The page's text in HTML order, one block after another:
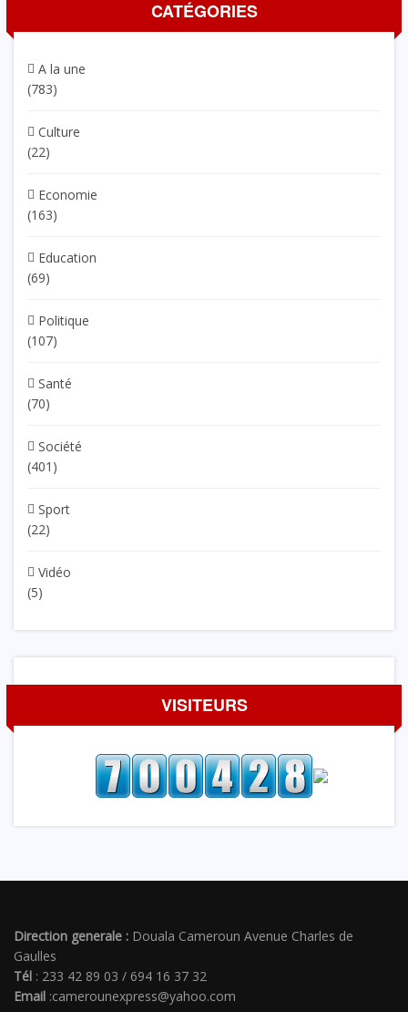
CATÉGORIES
A la une
(783)
Culture
(22)
Economie
(163)
Education
(69)
Politique
(107)
Santé
(70)
Société
(401)
Sport
(22)
Vidéo
(5)
VISITEURS
Direction generale : Douala Cameroun Avenue Charles de
Gaulles
Tél : 233 42 89 03 / 694 16 37 32
Email :camerounexpress@yahoo.com